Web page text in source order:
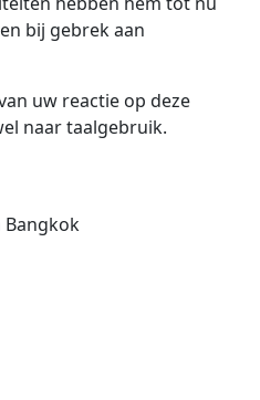
bij gebrek aan
uw reactie op deze
naar taalgebruik.
Bangkok